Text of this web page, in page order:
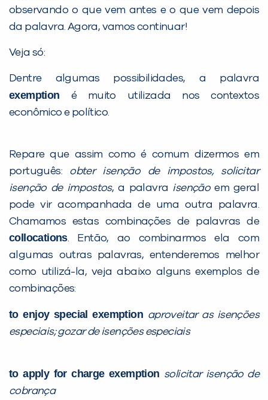
observando o que vem antes e o que vem depois
da palavra. Agora, vamos continuar!
Veja só:
Dentre algumas possibilidades, a palavra
exemption é muito utilizada nos contextos
econômico e político.
Repare que assim como é comum dizermos em
português: obter isenção de impostos, solicitar
isenção de impostos, a palavra isençãoem geral
pode vir acompanhada de uma outra palavra.
Chamamos estas combinações de palavras de
collocations. Então, ao combinarmos ela com
algumas outras palavras, entenderemos melhor
como utilizá-la, veja abaixo alguns exemplos de
combinações:
to enjoy special exemption aproveitar as isenções
especiais; gozar de isenções especiais
to apply for charge exemption solicitar isenção de
cobrança
Você é aluno inFlux?
Sim Não